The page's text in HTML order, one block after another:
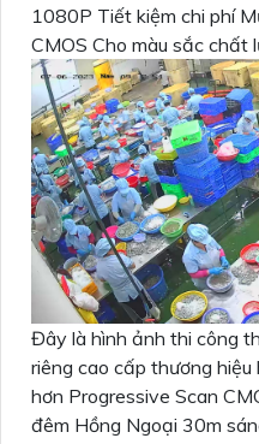
1080P Tiết kiệm chi phí
CMOS Cho màu sắc chất
Đây là hình ảnh thi công
riêng cao cấp thương
hơn Progressive Scan
đêm Hồng Ngoại 30m